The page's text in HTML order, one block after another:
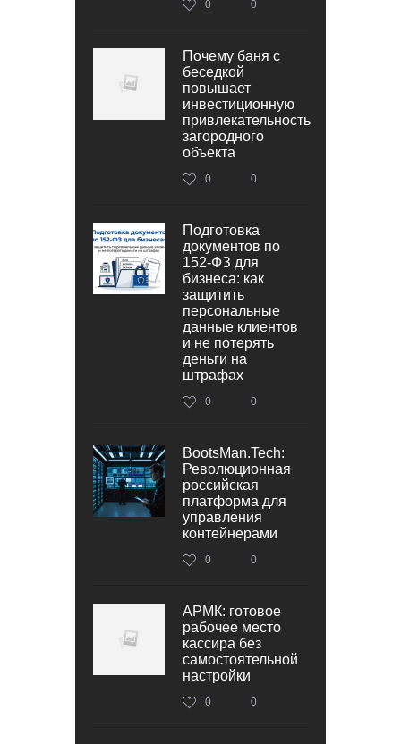
0 0
Почему баня с
беседкой
повышает
инвестиционную
привлекательность
загородного
объекта
0 0
Подготовка
документов по
152‑ФЗ для
бизнеса: как
защитить
персональные
данные клиентов
и не потерять
деньги на
штрафах
0 0
BootsMan.Tech:
Революционная
российская
платформа для
управления
контейнерами
0 0
АРМК: готовое
рабочее место
кассира без
самостоятельной
настройки
0 0